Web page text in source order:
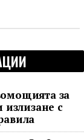
за
излизане с